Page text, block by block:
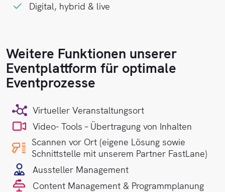
Digital, hybrid & live
Weitere Funktionen unserer
Eventplattform für optimale
Eventprozesse
Virtueller Veranstaltungsort
Video- Tools – Übertragung von Inhalten
Scannen vor Ort (eigene Lösung sowie
Schnittstelle mit unserem Partner FastLane)
Aussteller Management
Content Management & Programmplanung